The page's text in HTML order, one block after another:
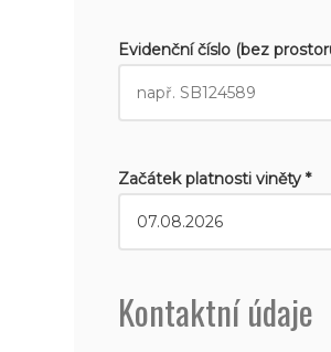
Evidenční číslo (bez
Začátek platnosti viněty *
Kontaktní údaje